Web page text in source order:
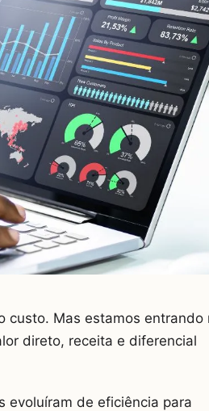
custo. Mas estamos entrando
direto, receita e diferencial
evoluíram de eficiência para